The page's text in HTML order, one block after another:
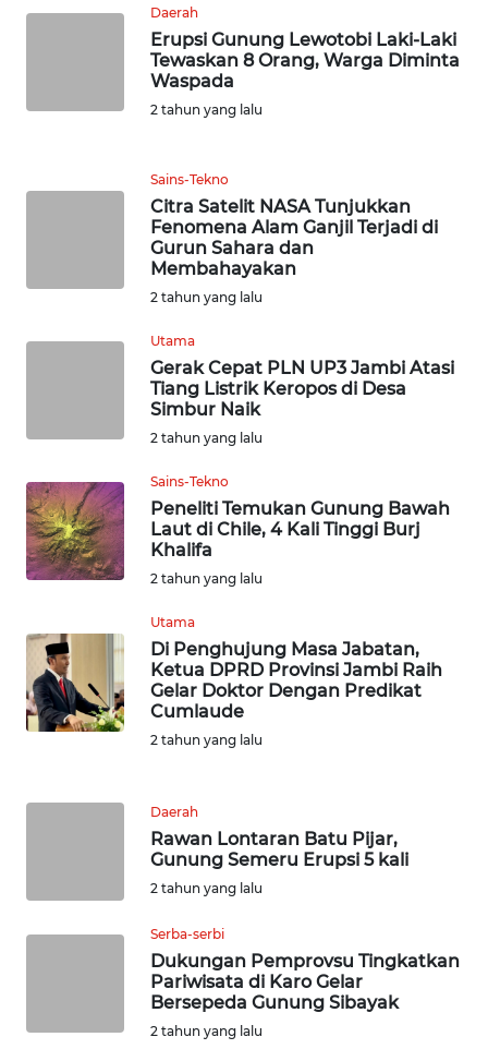
Daerah
Erupsi Gunung Lewotobi Laki-Laki
Tewaskan 8 Orang, Warga Diminta
Waspada
2 tahun yang lalu
Sains-Tekno
Citra Satelit NASA Tunjukkan
Fenomena Alam Ganjil Terjadi di
Gurun Sahara dan
Membahayakan
2 tahun yang lalu
Utama
Gerak Cepat PLN UP3 Jambi Atasi
Tiang Listrik Keropos di Desa
Simbur Naik
2 tahun yang lalu
Sains-Tekno
Peneliti Temukan Gunung Bawah
Laut di Chile, 4 Kali Tinggi Burj
Khalifa
2 tahun yang lalu
Utama
Di Penghujung Masa Jabatan,
Ketua DPRD Provinsi Jambi Raih
Gelar Doktor Dengan Predikat
Cumlaude
2 tahun yang lalu
Daerah
Rawan Lontaran Batu Pijar,
Gunung Semeru Erupsi 5 kali
2 tahun yang lalu
Serba-serbi
Dukungan Pemprovsu Tingkatkan
Pariwisata di Karo Gelar
Bersepeda Gunung Sibayak
2 tahun yang lalu
WN
WN
RIAU
WN
SERAMBI
JAMBI
WN
SULTRA
NTB